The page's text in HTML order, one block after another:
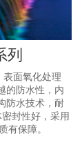
列
表面氧化处理
的防水性，内
防水技术，耐
封性好，采用
有保障。